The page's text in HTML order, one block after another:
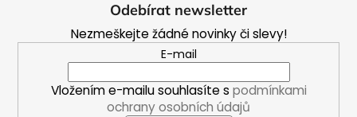
Odebírat newsletter
Nezmeškejte žádné novinky či slevy!
E-mail
Vložením e-mailu souhlasíte s podmínkami
ochrany osobních údajů